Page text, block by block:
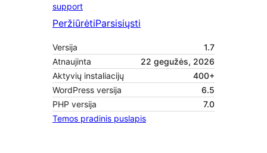
support
PeržiūrėtiParsisiųsti
Versija
1.7
Atnaujinta
22 gegužės, 2026
Aktyvių instaliacijų
400+
WordPress versija
6.5
PHP versija
7.0
Temos pradinis puslapis